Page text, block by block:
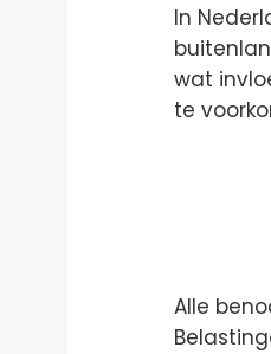
In
wat
te
Alle